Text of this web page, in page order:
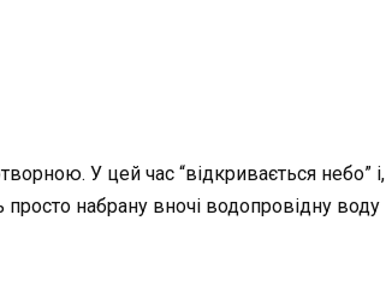
У цей час “відкривається небо” і,
набрану вночі водопровідну воду